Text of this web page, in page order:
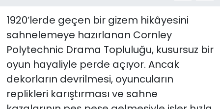
1920’lerde geçen bir gizem hikâyesini
sahnelemeye hazırlanan Cornley
Polytechnic Drama Topluluğu, kusursuz bir
oyun hayaliyle perde açıyor. Ancak
dekorların devrilmesi, oyuncuların
replikleri karıştırması ve sahne